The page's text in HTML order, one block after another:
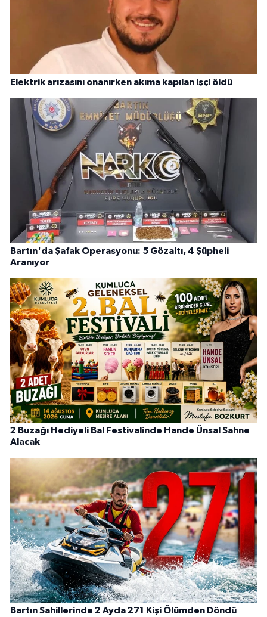
Elektrik arızasını onanırken akıma kapılan işçi öldü
Bartın'da Şafak Operasyonu: 5 Gözaltı, 4 Şüpheli
Aranıyor
2 Buzağı Hediyeli Bal Festivalinde Hande Ünsal Sahne
Alacak
Bartın Sahillerinde 2 Ayda 271 Kişi Ölümden Döndü